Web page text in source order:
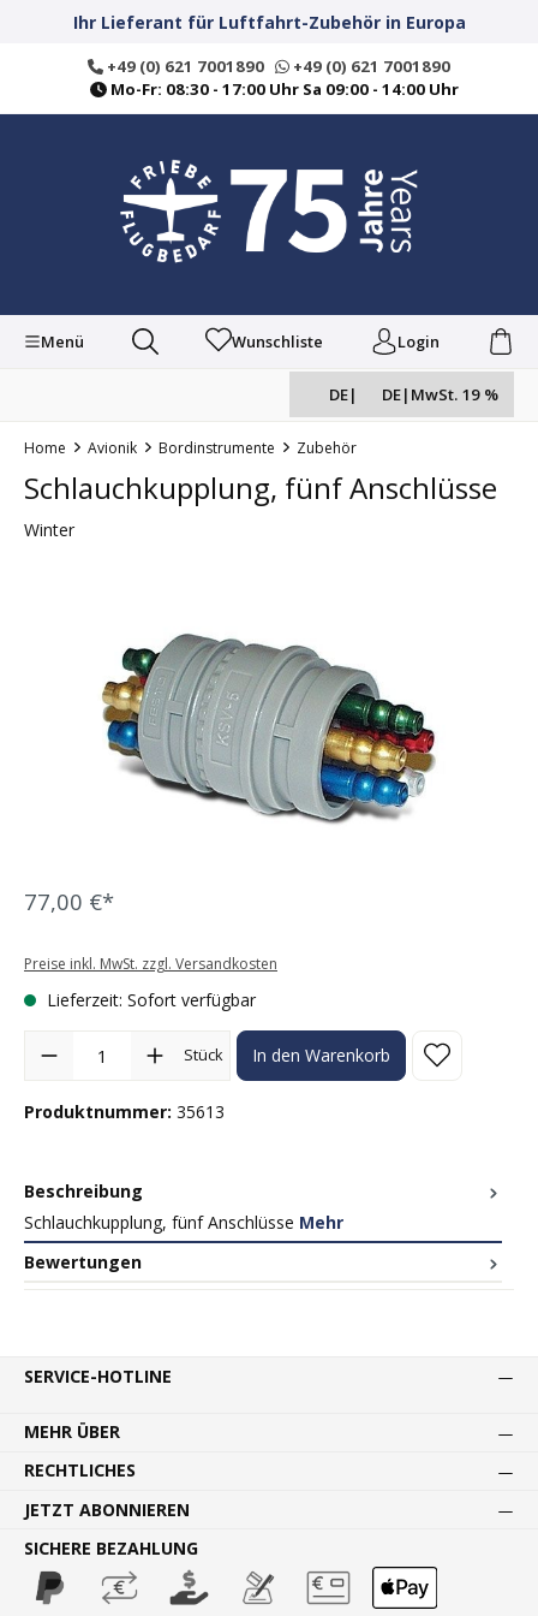
springenIhr Lieferant für Luftfahrt-Zubehör in Europa
+49 (0) 621 7001890
+49 (0) 621 7001890
Mo-Fr: 08:30 - 17:00 Uhr Sa 09:00 - 14:00 Uhr
Menü Wunschliste Login
DE| DE| MwSt. 19 %
Home Avionik Bordinstrumente Zubehör
Schlauchkupplung, fünf Anschlüsse
Winter
77,00 €*
Preise inkl. MwSt. zzgl. Versandkosten
Lieferzeit: Sofort verfügbar
Produkt Anzahl: Gib den gewünschten Wert ein oder benutze die
Stück In den Warenkorb
Produktnummer: 35613
Beschreibung
Schlauchkupplung, fünf Anschlüsse Mehr
Bewertungen
SERVICE-HOTLINE
MEHR ÜBER
RECHTLICHES
JETZT ABONNIEREN
SICHERE BEZAHLUNG